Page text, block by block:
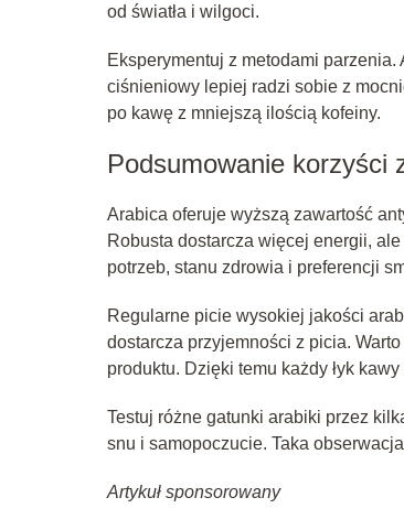
od światła i wilgoci.
Eksperymentuj z metodami
ciśnieniowy lepiej radzi sobie z
po kawę z mniejszą ilością kofeiny.
Podsumowanie korzyści
Arabica oferuje wyższą zawartość
Robusta dostarcza więcej energii,
potrzeb, stanu zdrowia i preferencji
Regularne picie wysokiej jakości
dostarcza przyjemności z picia.
produktu. Dzięki temu każdy łyk
Testuj różne gatunki arabiki przez
snu i samopoczucie. Taka
Artykuł sponsorowany